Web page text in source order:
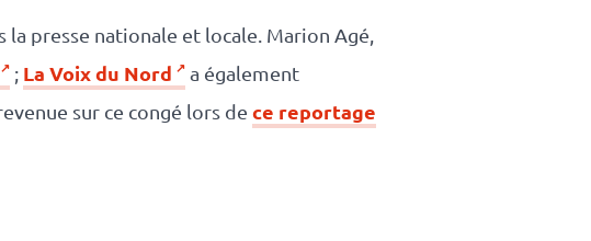
presse nationale et locale. Marion Agé,
; La Voix du Nord
a également
sur ce congé lors de ce reportage